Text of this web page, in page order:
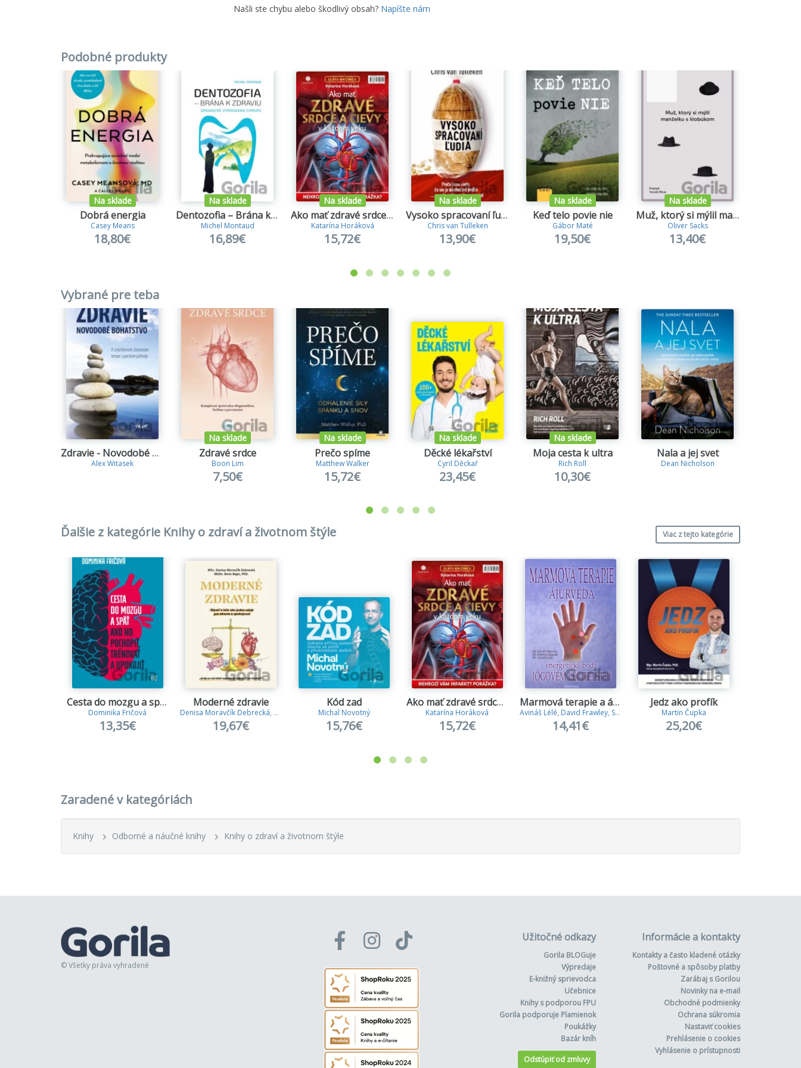
Našli ste chybu alebo škodlivý obsah? Napíšte nám
Podobné produkty
Na sklade
Dobrá energia
Casey Means
18,80€
Na sklade
Dentozofia – Brána k zdraviu
Michel Montaud
16,89€
Na sklade
Ako mať zdravé srdce a cievy v každom veku
Katarína Horáková
15,72€
Na sklade
Vysoko spracovaní ľudia
Chris van Tulleken
13,90€
Na sklade
Keď telo povie nie
Gábor Maté
19,50€
Na sklade
Muž, ktorý si mýlil manželku s klobúkom
Oliver Sacks
13,40€
Vybrané pre teba
Zdravie - Novodobé bohatstvo
Alex Witasek
Na sklade
Zdravé srdce
Boon Lim
7,50€
Na sklade
Prečo spíme
Matthew Walker
15,72€
Na sklade
Děcké lékařství
Cyril Děckař
23,45€
Na sklade
Moja cesta k ultra
Rich Roll
10,30€
Nala a jej svet
Dean Nicholson
Ďalšie z kategórie Knihy o zdraví a životnom štýle Viac z tejto kategórie
Cesta do mozgu a späť
Dominika Fričová
13,35€
Moderné zdravie
Denisa Moravčík Debrecká, Boris Bajer
19,67€
Kód zad
Michal Novotný
15,76€
Ako mať zdravé srdce a cievy v každom veku
Katarína Horáková
15,72€
Marmová terapie a ájurvéda
Avináš Lélé, David Frawley, Subháš Ránadé
14,41€
Jedz ako profík
Martin Čupka
25,20€
Zaradené v kategóriách
Knihy Odborné a náučné knihy Knihy o zdraví a životnom štýle
© Všetky práva vyhradené
Užitočné odkazy
Gorila BLOGuje
Výpredaje
E-knižný sprievodca
Učebnice
Knihy s podporou FPU
Gorila podporuje Plamienok
Poukážky
Bazár kníh
Odstúpiť od zmluvy
Informácie a kontakty
Kontakty a často kladené otázky
Poštovné a spôsoby platby
Zarábaj s Gorilou
Novinky na e-mail
Obchodné podmienky
Ochrana súkromia
Nastaviť cookies
Prehlásenie o cookies
Vyhlásenie o prístupnosti